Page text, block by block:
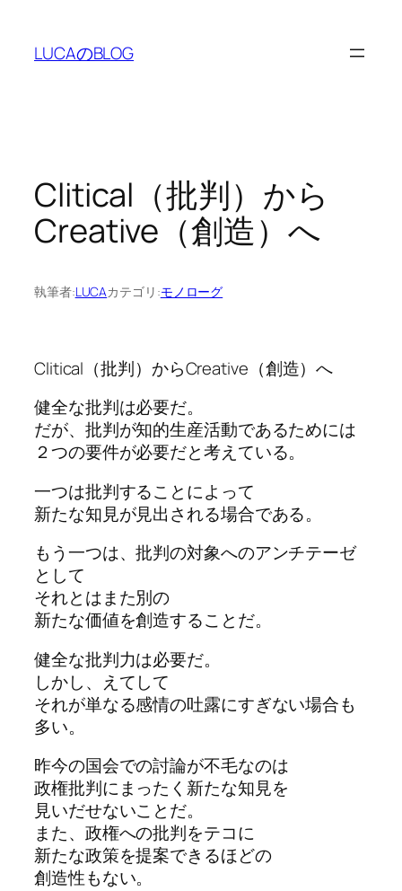
LUCAのBLOG
Clitical（批判）から
Creative（創造）へ
執筆者:LUCAカテゴリ:モノローグ
Clitical（批判）からCreative（創造）へ
健全な批判は必要だ。
だが、批判が知的生産活動であるためには
２つの要件が必要だと考えている。
一つは批判することによって
新たな知見が見出される場合である。
もう一つは、批判の対象へのアンチテーゼ
として
それとはまた別の
新たな価値を創造することだ。
健全な批判力は必要だ。
しかし、えてして
それが単なる感情の吐露にすぎない場合も
多い。
昨今の国会での討論が不毛なのは
政権批判にまったく新たな知見を
見いだせないことだ。
また、政権への批判をテコに
新たな政策を提案できるほどの
創造性もない。